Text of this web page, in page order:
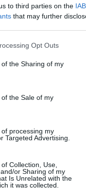
to third parties on the
that may further
app uses one or
or usage behaviour. You
to Google and its third-
specified purposes in
Opt Outs
the Sharing of my
the Sale of my
processing my
Targeted Advertising.
Collection, Use,
or Sharing of my
Is Unrelated with the
it was collected.
amikor a
újborral
ember által
Az európai
amerikaiakat a
létre.